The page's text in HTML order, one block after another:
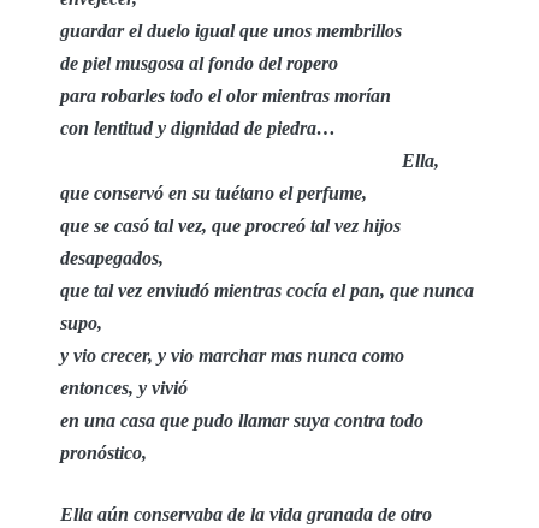
guardar el duelo igual que unos membrillos
de piel musgosa al fondo del ropero
para robarles todo el olor mientras morían
con lentitud y dignidad de piedra…
Ella,
que conservó en su tuétano el perfume,
que se casó tal vez, que procreó tal vez hijos
desapegados,
que tal vez enviudó mientras cocía el pan, que nunca
supo,
y vio crecer, y vio marchar mas nunca como
entonces, y vivió
en una casa que pudo llamar suya contra todo
pronóstico,
Ella aún conservaba de la vida granada de otro